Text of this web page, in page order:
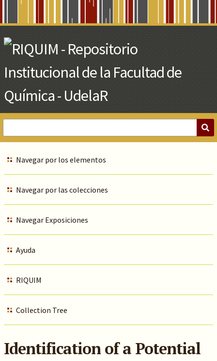
Main
Content
Navegar por los elementos
Navegar por las colecciones
Navegar Exposiciones
Ayuda
RIQUIM
Collection Tree
Identification of a Potential